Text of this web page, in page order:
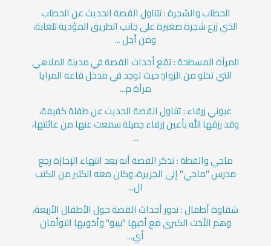
الحطاب والشجرة : تتناول القصة الحديث عن الحطاب
الذي زرع شجرة صغيرة على جانب الطريق المؤدية للغابة،
ومن أجل ...
المرآة المسطحة : تقع أحداث القصة في مدينة الملاهي
التي تخلو من الزوار؛ حيث توجد في مدخل قاعه المرايا
مرآة م...
عيوني زرقاء : تتناول القصة الحديث عن طفلة كفيفة،
وقد رزقها الله بأعين زرقاء جميلة سمعت عنها من عائلتها،
...
ماجي والقطة : تذكر القصة أنه بعد انتهاء الإجازة رجع
مدرس "ماجي" إلى الجزيرة، وكان معه الكثير من الكتب
ال...
شقاوة أطفال : تدور أحداث القصة حول الأطفال الأربعة،
وهم الأخت الكبرى مع أخيها "بيبو" وأخويها التوأمان
أي...